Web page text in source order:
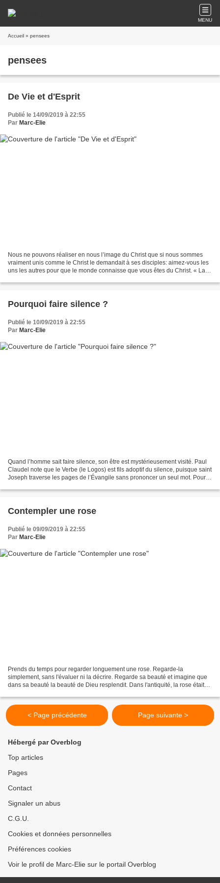
MENU
Accueil » pensees
pensees
De Vie et d'Esprit
Publié le 14/09/2019 à 22:55
Par Marc-Elie
Nous ne pouvons réaliser en nous l’image du Christ que si nous sommes
vraiment unis comme le Christ le demandait à ses disciples: aimez-vous les
uns les autres pour que le monde connaisse que vous êtes du Christ. « La
Pourquoi faire silence ?
Publié le 10/09/2019 à 22:55
Par Marc-Elie
Quand l’homme sait faire silence, son être est mystérieusement visité. Paul
Claudel note que le Verbe (le Logos) est fils adoptif du silence, puisque saint
Joseph traverse les pages de l’Évangile sans prononcer un seul mot. Pour
Contempler une rose
Publié le 09/09/2019 à 22:55
Par Marc-Elie
Prends du temps pour regarder longuement une rose. Regarde-la
simplement, sans l'évaluer ni la décrire. Regarde sa beauté et imagine que
dans sa beauté la beauté de Dieu resplendit. Dans l'antiquité, la rose était
< Page précédente Page suivante >
Hébergé par Overblog
Top articles
Pages
Contact
Signaler un abus
C.G.U.
Cookies et données personnelles
Préférences cookies
Voir le profil de Marc-Elie sur le portail Overblog